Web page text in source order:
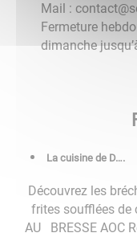
Mail :
Fermeture
dimanche
​​​​​​​ La cuisine de D….
Découvrez les
frites soufflées de
AU BRESSE AOC